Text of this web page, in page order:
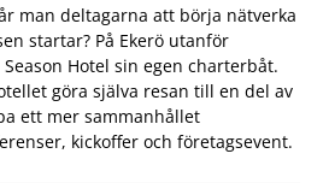
man deltagarna att börja nätverka
startar? På Ekerö utanför
Hotel sin egen charterbåt.
göra själva resan till en del av
ett mer sammanhållet
kickoffer och företagsevent.